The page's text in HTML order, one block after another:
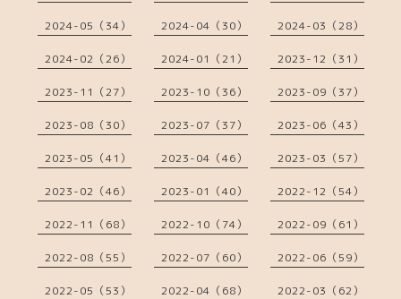
2024-05（34） 2024-04（30） 2024-03（28）
2024-02（26） 2024-01（21） 2023-12（31）
2023-11（27） 2023-10（36） 2023-09（37）
2023-08（30） 2023-07（37） 2023-06（43）
2023-05（41） 2023-04（46） 2023-03（57）
2023-02（46） 2023-01（40） 2022-12（54）
2022-11（68） 2022-10（74） 2022-09（61）
2022-08（55） 2022-07（60） 2022-06（59）
2022-05（53） 2022-04（68） 2022-03（62）